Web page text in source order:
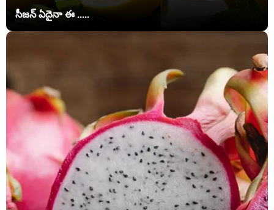
సీజన్ ఏదైనా ఈ .....